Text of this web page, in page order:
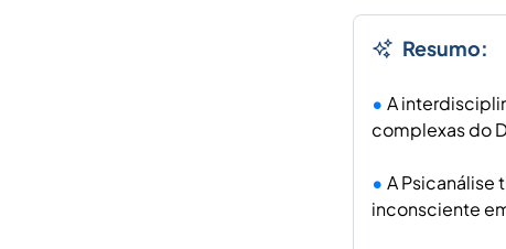
Resumo:
A
complexas do
A Psicanálise
inconsciente